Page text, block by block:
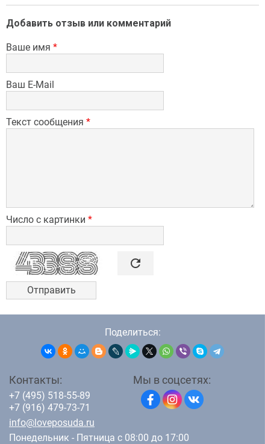
Добавить отзыв или комментарий
Ваше имя *
Ваш E-Mail
Текст сообщения *
Число с картинки *
 refresh
Поделиться:
Контакты:
+7 (495) 518-55-89
+7 (916) 479-73-71
info@loveposuda.ru
Понедельник - Пятница с 08:00 до 17:00
Мы в соцсетях: